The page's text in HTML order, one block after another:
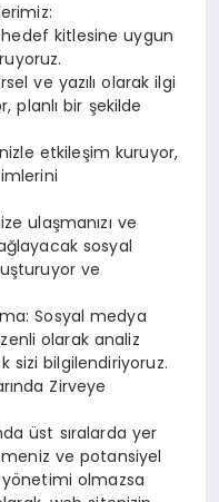
hedef kitlesine uygun
ve yazılı olarak ilgi
planlı bir şekilde
etkileşim kuruyor,
ulaşmanızı ve
sosyal
ve
Sosyal medya
olarak analiz
sizi bilgilendiriyoruz.
Zirveye
üst sıralarda yer
ve potansiyel
yönetimi olmazsa